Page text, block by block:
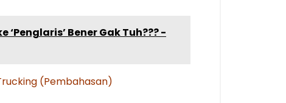
‘Penglaris’ Bener Gak Tuh??? -
(Pembahasan)